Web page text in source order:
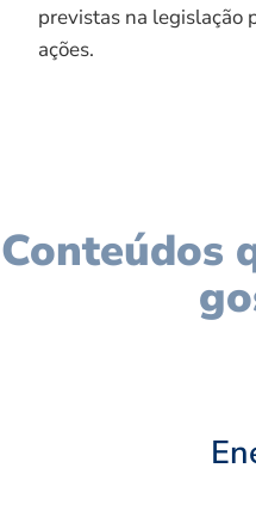
previstas na legislação
ações.
Conteúdos